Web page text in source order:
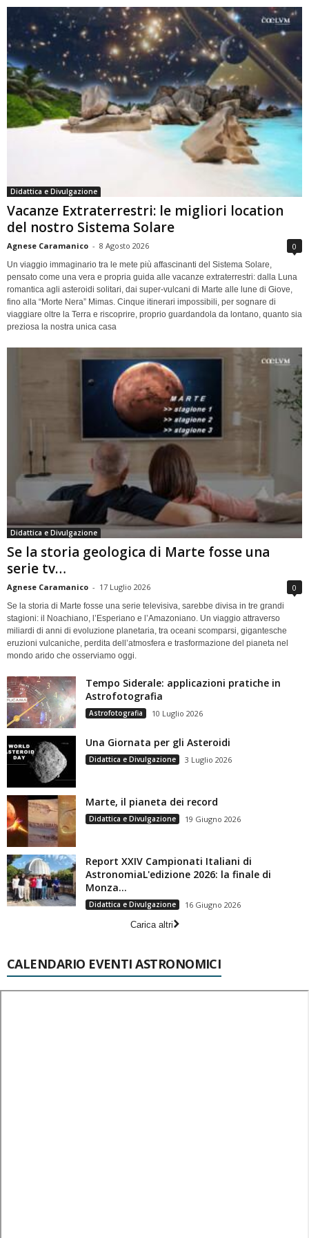
Didattica e Divulgazione
Vacanze Extraterrestri: le migliori location
del nostro Sistema Solare
Agnese Caramanico - 8 Agosto 2026 0
Un viaggio immaginario tra le mete più affascinanti del Sistema Solare,
pensato come una vera e propria guida alle vacanze extraterrestri: dalla Luna
romantica agli asteroidi solitari, dai super-vulcani di Marte alle lune di Giove,
fino alla “Morte Nera” Mimas. Cinque itinerari impossibili, per sognare di
viaggiare oltre la Terra e riscoprire, proprio guardandola da lontano, quanto sia
preziosa la nostra unica casa
Didattica e Divulgazione
Se la storia geologica di Marte fosse una
serie tv…
Agnese Caramanico - 17 Luglio 2026 0
Se la storia di Marte fosse una serie televisiva, sarebbe divisa in tre grandi
stagioni: il Noachiano, l’Esperiano e l’Amazoniano. Un viaggio attraverso
miliardi di anni di evoluzione planetaria, tra oceani scomparsi, gigantesche
eruzioni vulcaniche, perdita dell’atmosfera e trasformazione del pianeta nel
mondo arido che osserviamo oggi.
Tempo Siderale: applicazioni pratiche in
Astrofotografia
Astrofotografia 10 Luglio 2026
Una Giornata per gli Asteroidi
Didattica e Divulgazione 3 Luglio 2026
Marte, il pianeta dei record
Didattica e Divulgazione 19 Giugno 2026
Report XXIV Campionati Italiani di
AstronomiaL'edizione 2026: la finale di
Monza...
Didattica e Divulgazione
16 Giugno 2026
Carica altri
CALENDARIO EVENTI ASTRONOMICI